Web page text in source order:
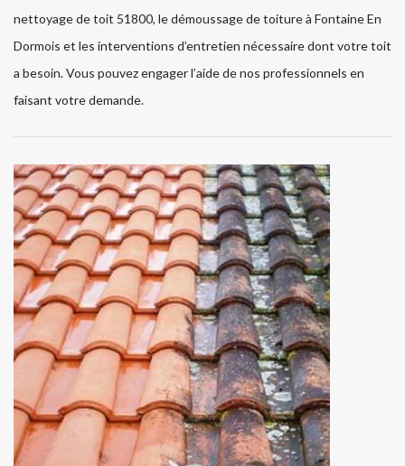
nettoyage de toit 51800, le démoussage de toiture à Fontaine En
Dormois et les interventions d’entretien nécessaire dont votre toit
a besoin. Vous pouvez engager l’aide de nos professionnels en
faisant votre demande.